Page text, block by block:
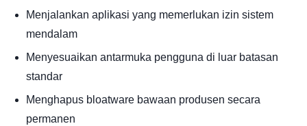
Menjalankan aplikasi yang memerlukan izin sistem
mendalam
Menyesuaikan antarmuka pengguna di luar batasan
standar
Menghapus bloatware bawaan produsen secara
permanen